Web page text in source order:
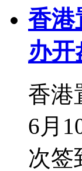
香港
办开
香港
6月
次签